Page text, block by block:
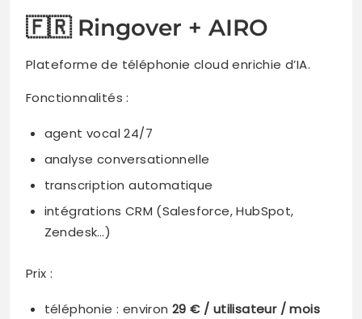
🇫🇷 Ringover + AIRO
Plateforme de téléphonie cloud enrichie d’IA.
Fonctionnalités :
agent vocal 24/7
analyse conversationnelle
transcription automatique
intégrations CRM (Salesforce, HubSpot,
Zendesk…)
Prix :
téléphonie : environ 29 € / utilisateur / mois